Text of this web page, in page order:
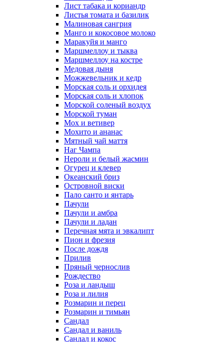
Лист табака и кориандр
Листья томата и базилик
Малиновая сангрия
Манго и кокосовое молоко
Маракуйя и манго
Маршмеллоу и тыква
Маршмеллоу на костре
Медовая дыня
Можжевельник и кедр
Морская соль и орхидея
Морская соль и хлопок
Морской соленый воздух
Морской туман
Мох и ветивер
Мохито и ананас
Мятный чай маття
Наг Чампа
Нероли и белый жасмин
Огурец и клевер
Океанский бриз
Островной виски
Пало санто и янтарь
Пачули
Пачули и амбра
Пачули и ладан
Перечная мята и эвкалипт
Пион и фрезия
После дождя
Прилив
Пряный чернослив
Рождество
Роза и ландыш
Роза и лилия
Розмарин и перец
Розмарин и тимьян
Сандал
Сандал и ваниль
Сандал и кокос